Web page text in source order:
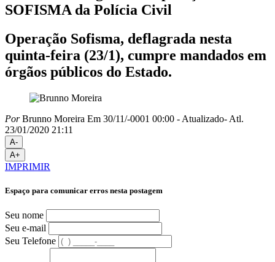
SOFISMA da Polícia Civil
Operação Sofisma, deflagrada nesta
quinta-feira (23/1), cumpre mandados em
órgãos públicos do Estado.
PorBrunno Moreira Em 30/11/-0001 00:00 - Atualizado- Atl.
23/01/2020 21:11
A-
A+
IMPRIMIR
Espaço para comunicar erros nesta postagem
Seu nome
Seu e-mail
Seu Telefone